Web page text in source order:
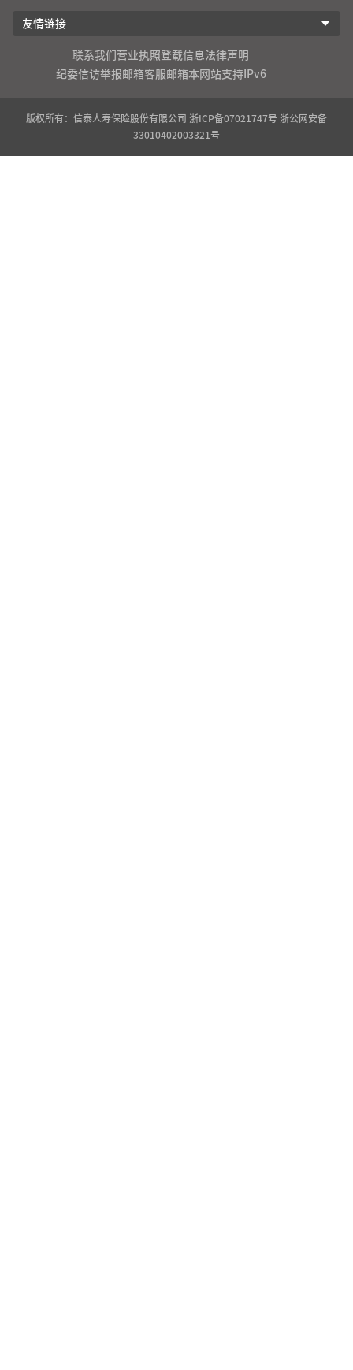
友情链接
联系我们 营业执照登载信息法律声明
纪委信访举报邮箱客服邮箱本网站支持IPv6
版权所有：信泰人寿保险股份有限公司 浙ICP备07021747号 浙公网安备
33010402003321号